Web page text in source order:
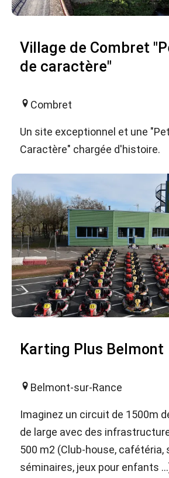
Village de Combret
de caractère"
Combret
Un site exceptionnel et une
Caractère" chargée d'histoire.
Karting Plus Belmont
Belmont-sur-Rance
Imaginez un circuit de 1500m
de large avec des
500 m2 (Club-house, cafétéria,
séminaires, jeux pour enfants